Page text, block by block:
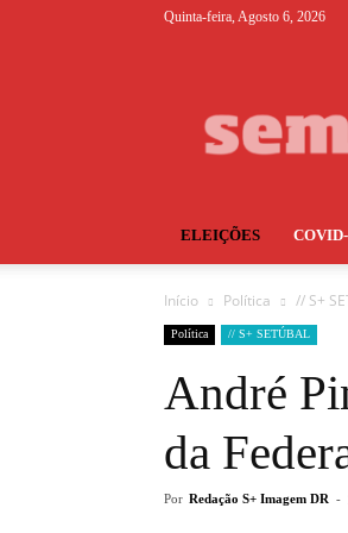
Quinta-feira, Agosto 6, 2026
ELEIÇÕES
Início Política // S+
Política // S+ SETÚBAL
André
da
Por Redação S+ Imagem DR -